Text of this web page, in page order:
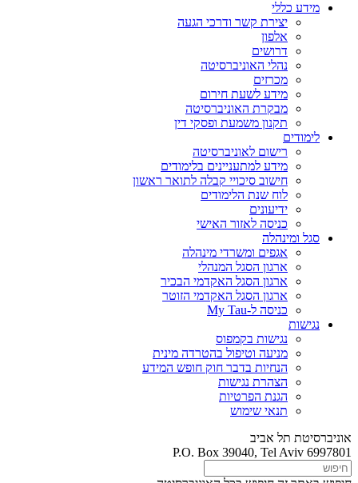
מידע כללי
יצירת קשר ודרכי הגעה
אלפון
דרושים
נהלי האוניברסיטה
מכרזים
מידע לשעת חירום
מבקרת האוניברסיטה
תקנון משמעת ופסקי דין
לימודים
רישום לאוניברסיטה
מידע למתעניינים בלימודים
חישוב סיכויי קבלה לתואר ראשון
לוח שנת הלימודים
ידיעונים
כניסה לאזור האישי
סגל ומינהלה
אגפים ומשרדי מינהלה
ארגון הסגל המנהלי
ארגון הסגל האקדמי הבכיר
ארגון הסגל האקדמי הזוטר
כניסה ל-My Tau
נגישות
נגישות בקמפוס
מניעה וטיפול בהטרדה מינית
הנחיות בדבר חוק חופש המידע
הצהרת נגישות
הגנת הפרטיות
תנאי שימוש
אוניברסיטת תל אביב
P.O. Box 39040, Tel Aviv 6997801